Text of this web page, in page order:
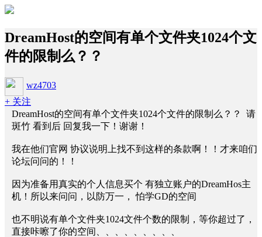
DreamHost的空间有单个文件夹1024个文
件的限制么？？
wz4703
+ 关注
DreamHost的空间有单个文件夹1024个文件的限制么？？ 请
斑竹 看到后 回复我一下！谢谢！
我在他们官网 协议说明上找不到这样的条款啊！！才来咱们
论坛问问的！！
因为准备用真实的个人信息买个 有独立账户的DreamHos主
机！所以来问问，以防万一， 怕学GD的空间
也不明说有单个文件夹1024文件个数的限制，等你超过了，
直接咔嚓了你的空间、、、、、、、、、